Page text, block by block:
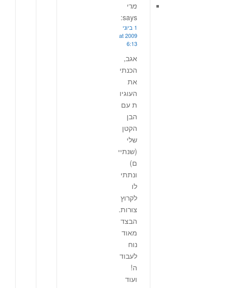
מרי
says:
1 ביוני
2009 at
6:13
אגב,
הכנתי
את
העוגיו
ת עם
הבן
הקטן
שלי
(שנתיי
ם)
ונתתי
לו
לקרוץ
צורות.
הבצד
מאוד
נוח
לעבוד
ה!
ועוד